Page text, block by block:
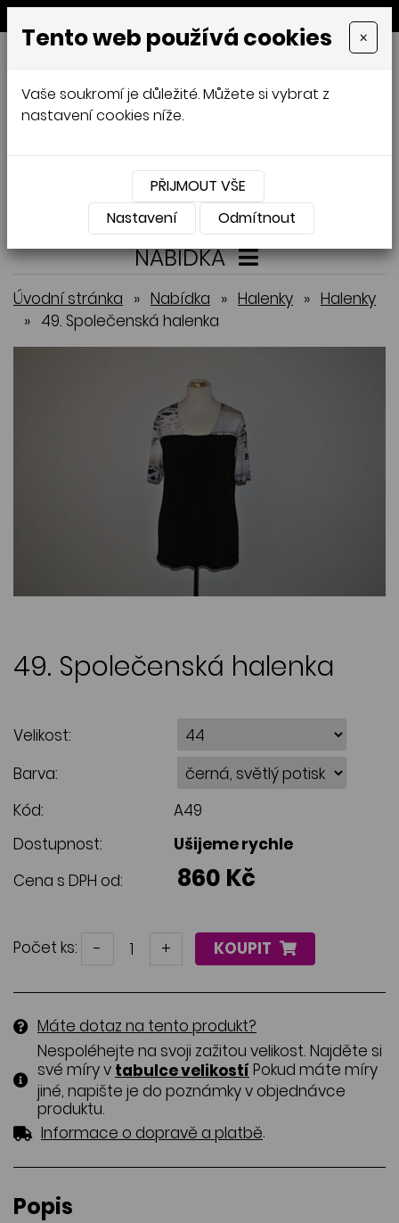
MENU
GALAMODA-XXL
Jana Mládková
XXL,ČESKÁ VÝROBA
Přihlásit Košík 0
NABÍDKA
Úvodní stránka » Nabídka » Halenky » Halenky
» 49. Společenská halenka
49. Společenská halenka
Velikost:
Barva:
Kód:
A49
Dostupnost:
Ušijeme rychle
Cena s DPH od:
860 Kč
Počet ks: - + KOUPIT
Máte dotaz na tento produkt?
Nespoléhejte na svoji zažitou velikost. Najděte si
své míry v tabulce velikostí Pokud máte míry
jiné, napište je do poznámky v objednávce
produktu.
Informace o dopravě a platbě.
Popis
Tento web používá cookies ×
Vaše soukromí je důležité. Můžete si vybrat z
nastavení cookies níže.
PŘIJMOUT VŠE
Nastavení
Odmítnout